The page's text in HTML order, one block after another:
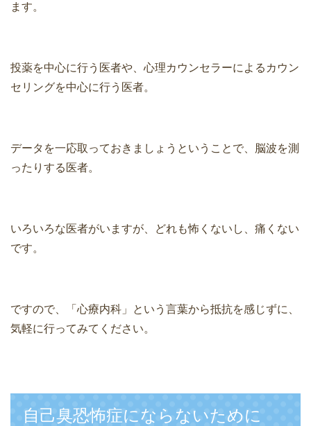
ます。
投薬を中心に行う医者や、心理カウンセラーによるカウン
セリングを中心に行う医者。
データを一応取っておきましょうということで、脳波を測
ったりする医者。
いろいろな医者がいますが、どれも怖くないし、痛くない
です。
ですので、「心療内科」という言葉から抵抗を感じずに、
気軽に行ってみてください。
自己臭恐怖症にならないために